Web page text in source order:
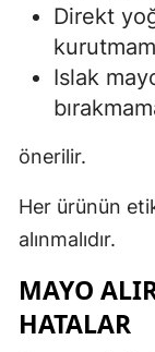
Direkt
Islak
önerilir.
Her ürünün
alınmalıdır.
MAYO
HATALAR